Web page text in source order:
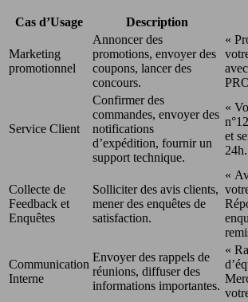
Cas d’Usage Description
Marketing
promotionnel
Annoncer des
promotions, envoyer des
coupons, lancer des
concours.
«
Service Client
Confirmer des
commandes, envoyer des
notifications
d’expédition, fournir un
support technique.
«
et
Collecte de
Feedback et
Enquêtes
Solliciter des avis clients,
mener des enquêtes de
satisfaction.
«
Communication
Interne
Envoyer des rappels de
réunions, diffuser des
informations importantes.
«